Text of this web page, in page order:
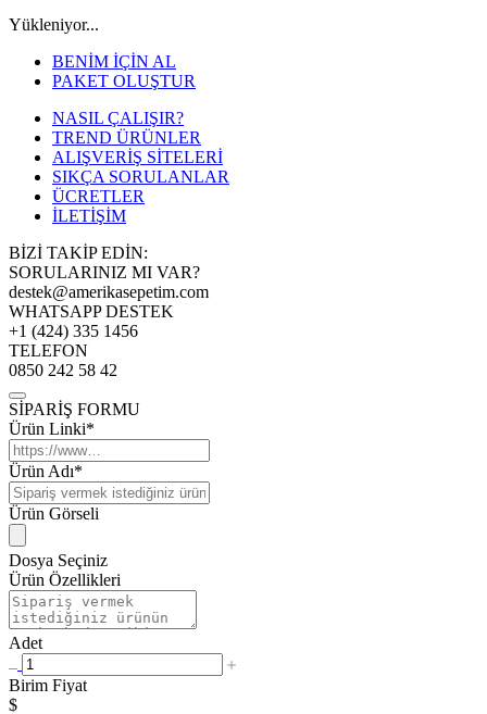
Yükleniyor...
BENİM İÇİN AL
PAKET OLUŞTUR
NASIL ÇALIŞIR?
TREND ÜRÜNLER
ALIŞVERİŞ SİTELERİ
SIKÇA SORULANLAR
ÜCRETLER
İLETİŞİM
BİZİ TAKİP EDİN:
SORULARINIZ MI VAR?
destek@amerikasepetim.com
WHATSAPP DESTEK
+1 (424) 335 1456
TELEFON
0850 242 58 42
SİPARİŞ FORMU
Ürün Linki*
Ürün Adı*
Ürün Görseli
Dosya Seçiniz
Ürün Özellikleri
Adet
Birim Fiyat
$